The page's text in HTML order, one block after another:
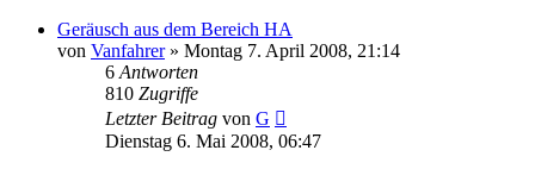
Geräusch aus dem Bereich HA
von Vanfahrer» Montag 7. April 2008, 21:14
6 Antworten
810 Zugriffe
Letzter Beitrag von G
Dienstag 6. Mai 2008, 06:47